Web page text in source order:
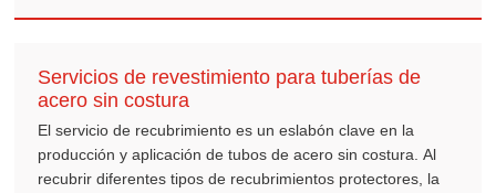
Servicios de revestimiento para tuberías de
acero sin costura
El servicio de recubrimiento es un eslabón clave en la
producción y aplicación de tubos de acero sin costura. Al
recubrir diferentes tipos de recubrimientos protectores, la